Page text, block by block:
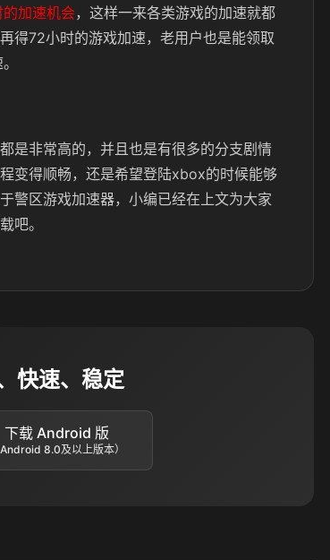
加速机会，这样一来各类游戏的加速就都
得72小时的游戏加速，老用户也是能领取
是非常高的，并且也是有很多的分支剧情
变得顺畅，还是希望登陆xbox的时候能够
警区游戏加速器，小编已经在上文为大家
吧。
快速、稳定
下载 Android 版
Android 8.0及以上版本）